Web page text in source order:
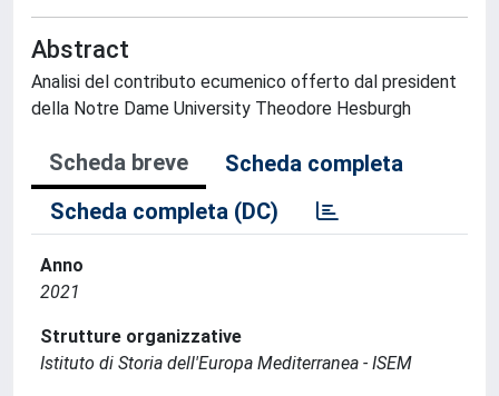
Abstract
Analisi del contributo ecumenico offerto dal president
della Notre Dame University Theodore Hesburgh
Scheda breve
Scheda completa
Scheda completa (DC)
Anno
2021
Strutture organizzative
Istituto di Storia dell'Europa Mediterranea - ISEM